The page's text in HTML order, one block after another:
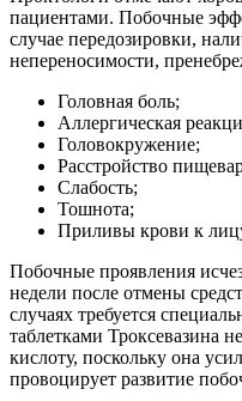
пациентами. Побочные
случае передозировки,
непереносимости,
Головная боль;
Аллергическая
Головокружение;
Расстройство
Слабость;
Тошнота;
Приливы крови к
Побочные проявления
недели после отмены
случаях требуется
таблетками Троксевазина
кислоту, поскольку она
провоцирует развитие